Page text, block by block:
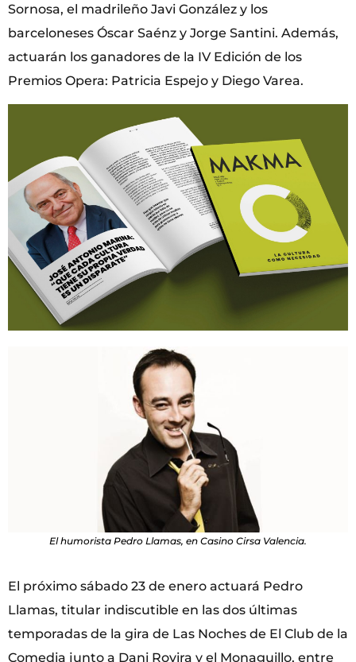
Sornosa, el madrileño Javi González y los
barceloneses Óscar Saénz y Jorge Santini. Además,
actuarán los ganadores de la IV Edición de los
Premios Opera: Patricia Espejo y Diego Varea.
El humorista Pedro Llamas, en Casino Cirsa Valencia.
El próximo sábado 23 de enero actuará Pedro
Llamas, titular indiscutible en las dos últimas
temporadas de la gira de Las Noches de El Club de la
Comedia junto a Dani Rovira y el Monaguillo, entre